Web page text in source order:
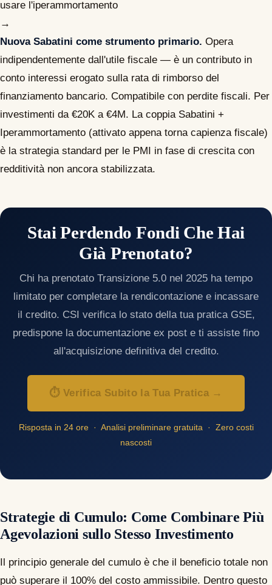
usare l'iperammortamento
→
Nuova Sabatini come strumento primario. Opera
indipendentemente dall'utile fiscale — è un contributo in
conto interessi erogato sulla rata di rimborso del
finanziamento bancario. Compatibile con perdite fiscali. Per
investimenti da €20K a €4M. La coppia Sabatini +
Iperammortamento (attivato appena torna capienza fiscale)
è la strategia standard per le PMI in fase di crescita con
redditività non ancora stabilizzata.
Stai Perdendo Fondi Che Hai
Già Prenotato?
Chi ha prenotato Transizione 5.0 nel 2025 ha tempo
limitato per completare la rendicontazione e incassare
il credito. CSI verifica lo stato della tua pratica GSE,
predispone la documentazione ex post e ti assiste fino
all'acquisizione definitiva del credito.
⏱ Verifica Subito la Tua Pratica →
Risposta in 24 ore · Analisi preliminare gratuita · Zero costi
nascosti
Strategie di Cumulo: Come Combinare Più
Agevolazioni sullo Stesso Investimento
Il principio generale del cumulo è che il beneficio totale non
può superare il 100% del costo ammissibile. Dentro questo